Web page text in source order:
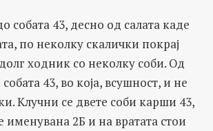
собата 43, десно од салата каде
по неколку скалички покрај
ходник со неколку соби. Од
43, во која, всушност, и не
Клучни се двете соби карши 43,
именувана 2Б и на вратата стои